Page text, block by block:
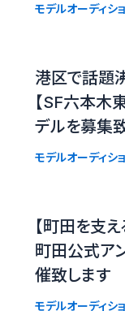
モデルオーディシ
港区で話題
【SF六本木
デルを募集
モデルオーディシ
【町田を支
町田公式ア
催致します
モデルオーディシ